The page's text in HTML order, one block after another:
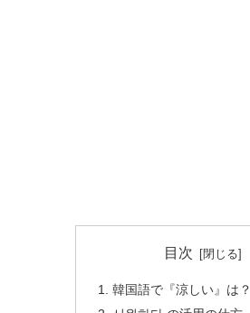
目次
韓国語で『涼しい』は？